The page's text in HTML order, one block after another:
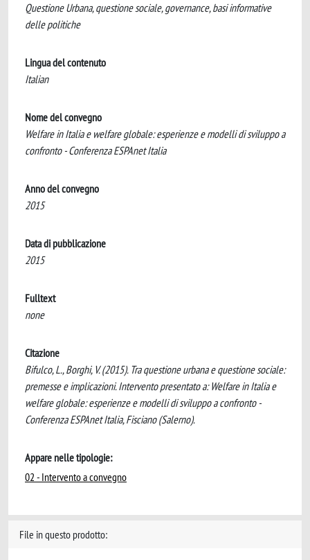
Questione Urbana, questione sociale, governance, basi informative
delle politiche
Lingua del contenuto
Italian
Nome del convegno
Welfare in Italia e welfare globale: esperienze e modelli di sviluppo a
confronto - Conferenza ESPAnet Italia
Anno del convegno
2015
Data di pubblicazione
2015
Fulltext
none
Citazione
Bifulco, L., Borghi, V. (2015). Tra questione urbana e questione sociale:
premesse e implicazioni. Intervento presentato a: Welfare in Italia e
welfare globale: esperienze e modelli di sviluppo a confronto -
Conferenza ESPAnet Italia, Fisciano (Salerno).
Appare nelle tipologie:
02 - Intervento a convegno
File in questo prodotto: